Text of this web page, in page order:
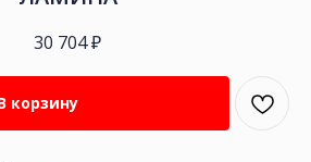
30 704₽
корзину